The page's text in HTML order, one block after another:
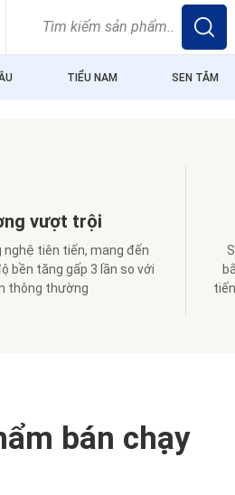
TIỂU NAM SEN TẮM
vượt trội
nghệ tiên tiến, mang đến
bền tăng gấp 3 lần so với
thông thường
bán chạy